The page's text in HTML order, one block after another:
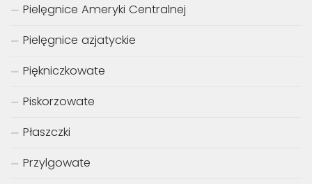
Pielęgnice Ameryki Centralnej
Pielęgnice azjatyckie
Piękniczkowate
Piskorzowate
Płaszczki
Przylgowate